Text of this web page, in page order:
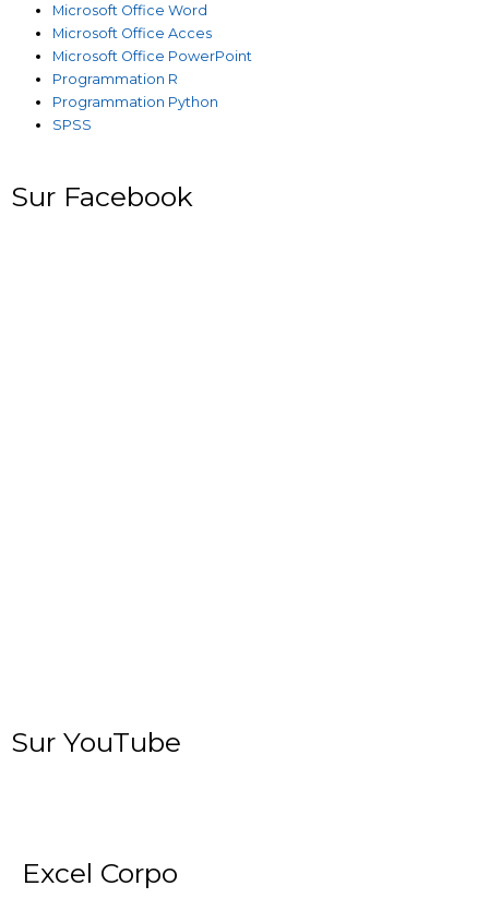
Microsoft Office Word
Microsoft Office Acces
Microsoft Office PowerPoint
Programmation R
Programmation Python
SPSS
Sur Facebook
Sur YouTube
Excel Corpo